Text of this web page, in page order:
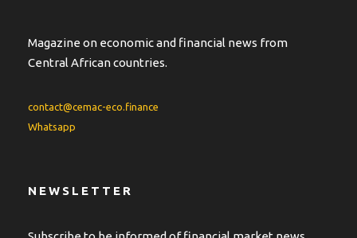
Magazine on economic and financial news from
Central African countries.
contact@cemac-eco.finance
Whatsapp
NEWSLETTER